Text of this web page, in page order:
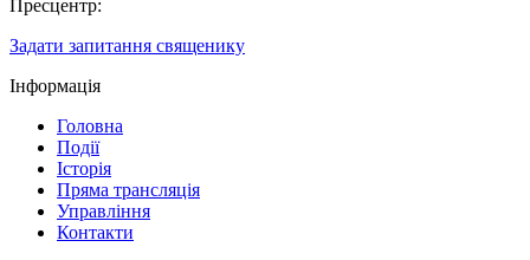
Пресцентр:
Задати запитання священику
Інформація
Головна
Події
Історія
Пряма трансляція
Управління
Контакти